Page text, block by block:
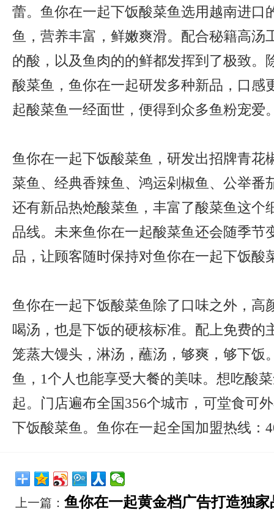
蕾。鱼你在一起下饭酸菜鱼选用越南进口
鱼，营养丰富，鲜嫩爽滑。配合秘籍高汤
的酸，以及鱼肉的的鲜都发挥到了极致。
酸菜鱼，鱼你在一起研发多种新品，口感
起酸菜鱼一经面世，便得到众多鱼粉宠爱
鱼你在一起下饭酸菜鱼，研发出招牌青花
菜鱼、经典香辣鱼、鸿运剁椒鱼、公举番
还有新品热炝酸菜鱼，丰富了酸菜鱼这个
品线。未来鱼你在一起酸菜鱼还会随季节
品，让顾客随时保持对鱼你在一起下饭酸
鱼你在一起下饭酸菜鱼除了口味之外，高
喝汤，也是下饭的硬核标准。配上免费的
笼蒸大馒头，淋汤，蘸汤，够爽，够下饭
鱼，1个人也能享受大餐的美味。想吃酸
起。门店遍布全国356个城市，可堂食可
下饭酸菜鱼。鱼你在一起全国加盟热线：
上一篇： 鱼你在一起黄金档广告打造独家